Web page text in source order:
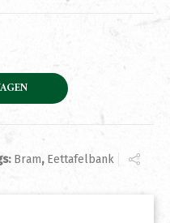
205cm aantal
Bram, Eettafelbank